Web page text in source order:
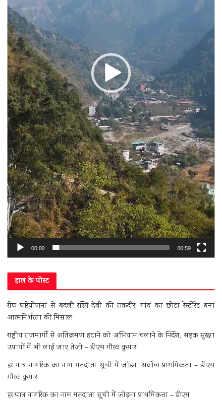
00:00 00:59
हाल के पोस्ट
रीप परियोजना से बदली रश्मि देवी की तकदीर, गांव का छोटा रेस्टोरेंट बना
आत्मनिर्भरता की मिसाल
राष्ट्रीय राजमार्गों से अतिक्रमण हटाने को अभियान चलाने के निर्देश, सड़क सुरक्षा
उपायों में भी लाई जाए तेजी – डीएम गौरव कुमार
हर पात्र नागरिक का नाम मतदाता सूची में जोड़ना सर्वोच्च प्राथमिकता – डीएम
गौरव कुमार
हर पात्र नागरिक का नाम मतदाता सूची में जोड़ना प्राथमिकता – डीएम